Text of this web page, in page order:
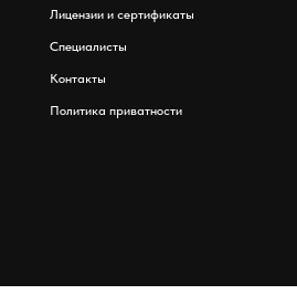
Лицензии и сертификаты
Специалисты
Контакты
Политика приватности